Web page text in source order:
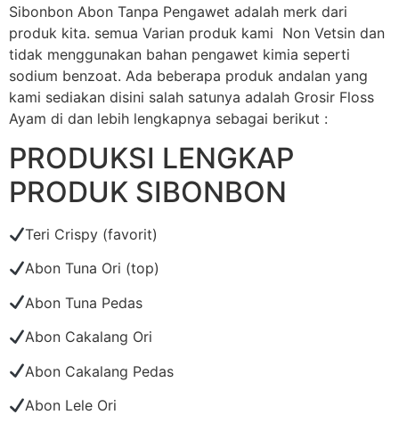
Sibonbon Abon Tanpa Pengawet adalah merk dari
produk kita. semua Varian produk kami Non Vetsin dan
tidak menggunakan bahan pengawet kimia seperti
sodium benzoat. Ada beberapa produk andalan yang
kami sediakan disini salah satunya adalah Grosir Floss
Ayam di dan lebih lengkapnya sebagai berikut :
PRODUKSI LENGKAP
PRODUK SIBONBON
Teri Crispy (favorit)
Abon Tuna Ori (top)
Abon Tuna Pedas
Abon Cakalang Ori
Abon Cakalang Pedas
Abon Lele Ori